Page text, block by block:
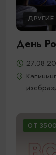
День
ОТ